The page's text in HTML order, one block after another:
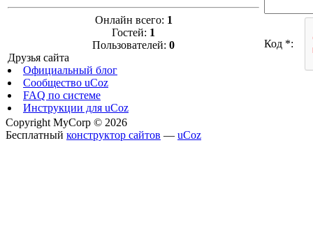
Онлайн всего: 1
Гостей: 1
Пользователей: 0
Друзья сайта
Официальный блог
Сообщество uCoz
FAQ по системе
Инструкции для uCoz
Код *:
Copyright MyCorp © 2026
Бесплатный конструктор сайтов — uCoz